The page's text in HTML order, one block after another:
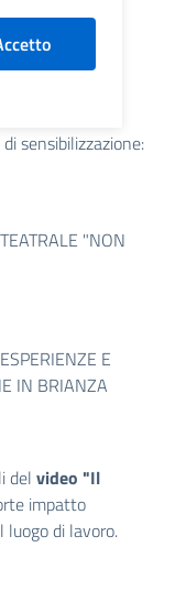
della
sensibilizzazione:
"NON
E
IN BRIANZA
del video "Il
impatto
di lavoro.